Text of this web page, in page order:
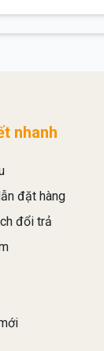
nhanh
đặt hàng
đổi trả